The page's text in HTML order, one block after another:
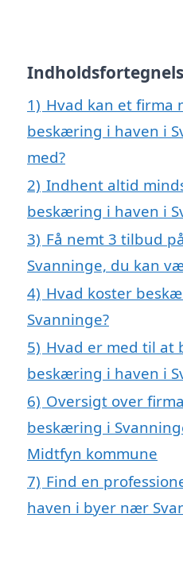
1) Hvad kan et firma
beskæring i haven i
med?
2) Indhent altid
beskæring i haven i
3) Få nemt 3 tilbud
Svanninge, du kan
4) Hvad koster
Svanninge?
5) Hvad er med til at
beskæring i haven i
6) Oversigt over
beskæring i
Midtfyn kommune
7) Find en
haven i byer nær